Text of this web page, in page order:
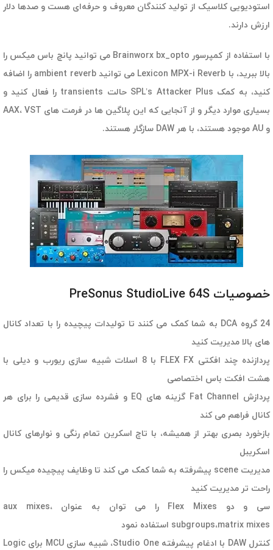
استودیویی کلاسیک از تولید کنندگان معروف و حرفه‌ای هست و صدها دلار
ارزش دارند.
با استفاده از کمپرسور Brainworx bx_opto می توانید پانچ باس میکس را
بالا ببرید،‌ با Lexicon MPX-i Reverb می توانید ambient reverb را اضافه
کنید، به کمک SPL’s Attacker Plus حالت transients را فعال کنید و
بسیاری موارد دیگر و از آنجایی که این پلاگین ها در فرمت های AAX، VST
و AU موجود هستند، با هر DAW سازگار هستند.
خصوصیات PreSonus StudioLive 64S
24 گروه DCA به شما کمک می کنند تا تولیدات پیچیده را با تعداد کانال
های بالا مدیریت کنید
پردازنده چند افکتی FLEX FX با 8 اسلات شبیه سازی ریورب و دیلی با
هشت افکت باس اختصاصی
پردازش Fat Channel گزینه های EQ و فشرده سازی قدیمی را برای هر
کانال فراهم می کند
بازخورد بصری بهتر از همیشه، با تاچ اسکرین تمام رنگی و نوارهای کانال
اسکریبل
مدیریت scene پیشرفته به شما کمک می کند تا وظایف پیچیده میکس را
راحت تر مدیریت کنید
سی و دو Flex Mixes را می توان به عنوان aux mixes،
subgroups،matrix mixes استفاده نمود
کنترل DAW با ادغام پیشرفته Studio One، شبیه سازی MCU برای Logic